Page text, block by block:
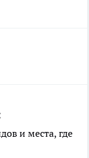
и места, где